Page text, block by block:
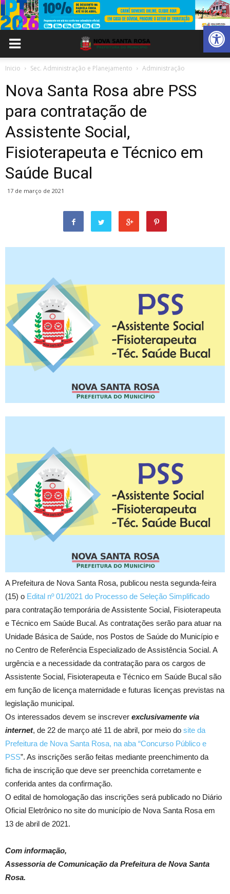
Abrir
Inicio Sec. Administração e Planejamento Administração
Nova Santa Rosa abre PSS
para contratação de
Assistente Social,
Fisioterapeuta e Técnico em
Saúde Bucal
17 de março de 2021
A Prefeitura de Nova Santa Rosa, publicou nesta segunda-feira
(15) o Edital nº 01/2021 do Processo de Seleção Simplificado
para contratação temporária de Assistente Social, Fisioterapeuta
e Técnico em Saúde Bucal. As contratações serão para atuar na
Unidade Básica de Saúde, nos Postos de Saúde do Município e
no Centro de Referência Especializado de Assistência Social. A
urgência e a necessidade da contratação para os cargos de
Assistente Social, Fisioterapeuta e Técnico em Saúde Bucal são
em função de licença maternidade e futuras licenças previstas na
legislação municipal.
Os interessados devem se inscrever exclusivamente via
internet, de 22 de março até 11 de abril, por meio do site da
Prefeitura de Nova Santa Rosa, na aba “Concurso Público e
PSS”. As inscrições serão feitas mediante preenchimento da
ficha de inscrição que deve ser preenchida corretamente e
conferida antes da confirmação.
O edital de homologação das inscrições será publicado no Diário
Oficial Eletrônico no site do município de Nova Santa Rosa em
13 de abril de 2021.
Com informação,
Assessoria de Comunicação da Prefeitura de Nova Santa
Rosa.